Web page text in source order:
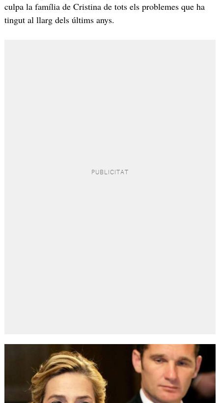
culpa la família de Cristina de tots els problemes que ha
tingut al llarg dels últims anys.